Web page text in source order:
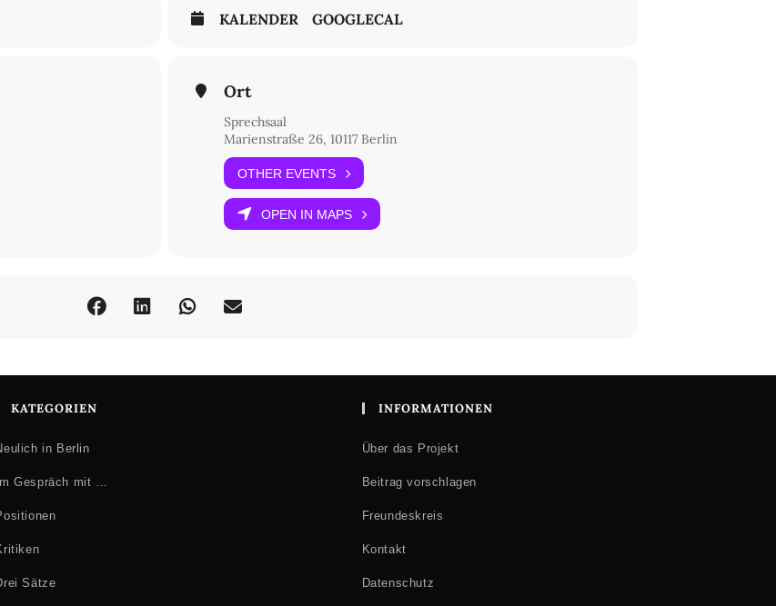
KALENDER GOOGLECAL
Ort
Sprechsaal
Marienstraße 26, 10117 Berlin
OTHER EVENTS
OPEN IN MAPS
KATEGORIEN
in Berlin
Im Gespräch mit …
Sätze
INFORMATIONEN
Über das Projekt
Beitrag vorschlagen
Freundeskreis
Kontakt
Datenschutz